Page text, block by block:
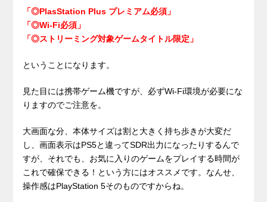
「◎PlasStation Plus プレミアム必須」
「◎Wi-Fi必須」
「◎ストリーミング対象ゲームタイトル限定」
ということになります。
見た目には携帯ゲーム機ですが、必ずWi-Fi環境が必要にな
りますのでご注意を。
大画面な分、本体サイズは割と大きく持ち歩きが大変だ
し、画面表示はPS5と違ってSDR出力になったりするんで
すが、それでも、お気に入りのゲームをプレイする時間が
これで確保できる！という方にはオススメです。なんせ、
操作感はPlayStation 5そのものですからね。